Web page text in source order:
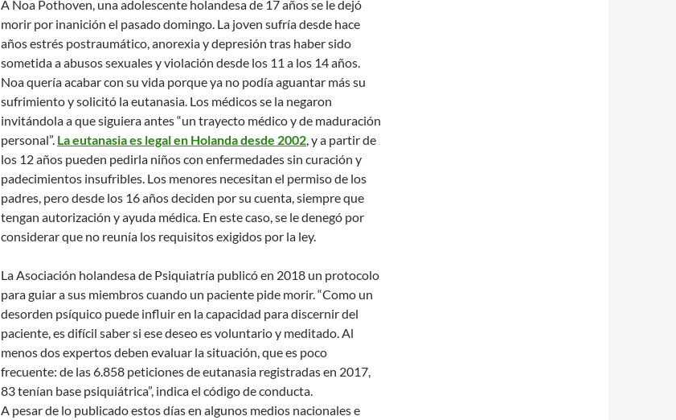
A Noa Pothoven, una adolescente holandesa de 17 años se le dejó
morir por inanición el pasado domingo. La joven sufría desde hace
años estrés postraumático, anorexia y depresión tras haber sido
sometida a abusos sexuales y violación desde los 11 a los 14 años.
Noa quería acabar con su vida porque ya no podía aguantar más su
sufrimiento y solicitó la eutanasia. Los médicos se la negaron
invitándola a que siguiera antes “un trayecto médico y de maduración
personal”. La eutanasia es legal en Holanda desde 2002 , y a partir de
los 12 años pueden pedirla niños con enfermedades sin curación y
padecimientos insufribles. Los menores necesitan el permiso de los
padres, pero desde los 16 años deciden por su cuenta, siempre que
tengan autorización y ayuda médica. En este caso, se le denegó por
considerar que no reunía los requisitos exigidos por la ley.
La Asociación holandesa de Psiquiatría publicó en 2018 un protocolo
para guiar a sus miembros cuando un paciente pide morir. “Como un
desorden psíquico puede influir en la capacidad para discernir del
paciente, es difícil saber si ese deseo es voluntario y meditado. Al
menos dos expertos deben evaluar la situación, que es poco
frecuente: de las 6.858 peticiones de eutanasia registradas en 2017,
83 tenían base psiquiátrica”, indica el código de conducta.
A pesar de lo publicado estos días en algunos medios nacionales e